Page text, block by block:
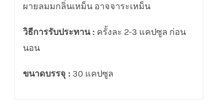
ผายลมมกลิ่นเหม็น อาจจาระเหม็น
วิธีการรับประทาน : ครั้งละ 2-3 แคปซูล ก่อน
นอน
ขนาดบรรจุ : 30 แคปซูล